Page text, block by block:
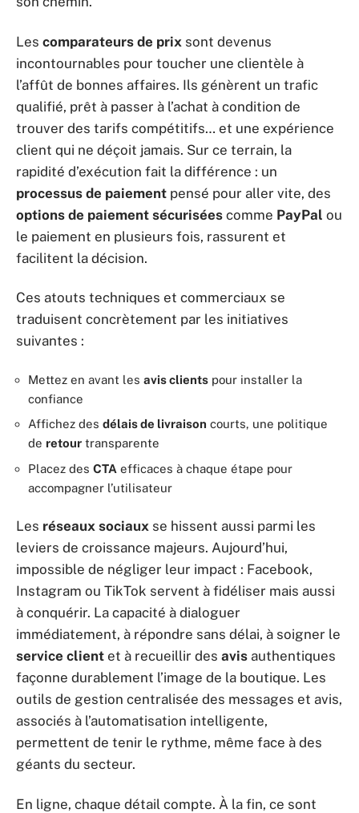
Les comparateurs de prix sont devenus
incontournables pour toucher une clientèle à
l’affût de bonnes affaires. Ils génèrent un trafic
qualifié, prêt à passer à l’achat à condition de
trouver des tarifs compétitifs… et une expérience
client qui ne déçoit jamais. Sur ce terrain, la
rapidité d’exécution fait la différence : un
processus de paiement pensé pour aller vite, des
options de paiement sécurisées comme PayPal ou
le paiement en plusieurs fois, rassurent et
facilitent la décision.
Ces atouts techniques et commerciaux se
traduisent concrètement par les initiatives
suivantes :
Mettez en avant les avis clients pour installer la
confiance
Affichez des délais de livraison courts, une politique
de retour transparente
Placez des CTA efficaces à chaque étape pour
accompagner l’utilisateur
Les réseaux sociaux se hissent aussi parmi les
leviers de croissance majeurs. Aujourd’hui,
impossible de négliger leur impact : Facebook,
Instagram ou TikTok servent à fidéliser mais aussi
à conquérir. La capacité à dialoguer
immédiatement, à répondre sans délai, à soigner le
service client et à recueillir des avis authentiques
façonne durablement l’image de la boutique. Les
outils de gestion centralisée des messages et avis,
associés à l’automatisation intelligente,
permettent de tenir le rythme, même face à des
géants du secteur.
En ligne, chaque détail compte. À la fin, ce sont